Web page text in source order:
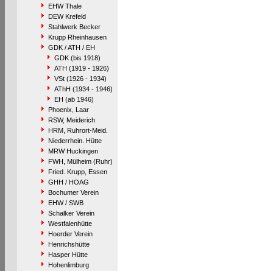
EHW Thale
DEW Krefeld
Stahlwerk Becker
Krupp Rheinhausen
GDK / ATH / EH
GDK (bis 1918)
ATH (1919 - 1926)
VSt (1926 - 1934)
AThH (1934 - 1946)
EH (ab 1946)
Phoenix, Laar
RSW, Meiderich
HRM, Ruhrort-Meid.
Niederrhein. Hütte
MRW Huckingen
FWH, Mülheim (Ruhr)
Fried. Krupp, Essen
GHH / HOAG
Bochumer Verein
EHW / SWB
Schalker Verein
Westfalenhütte
Hoerder Verein
Henrichshütte
Hasper Hütte
Hohenlimburg